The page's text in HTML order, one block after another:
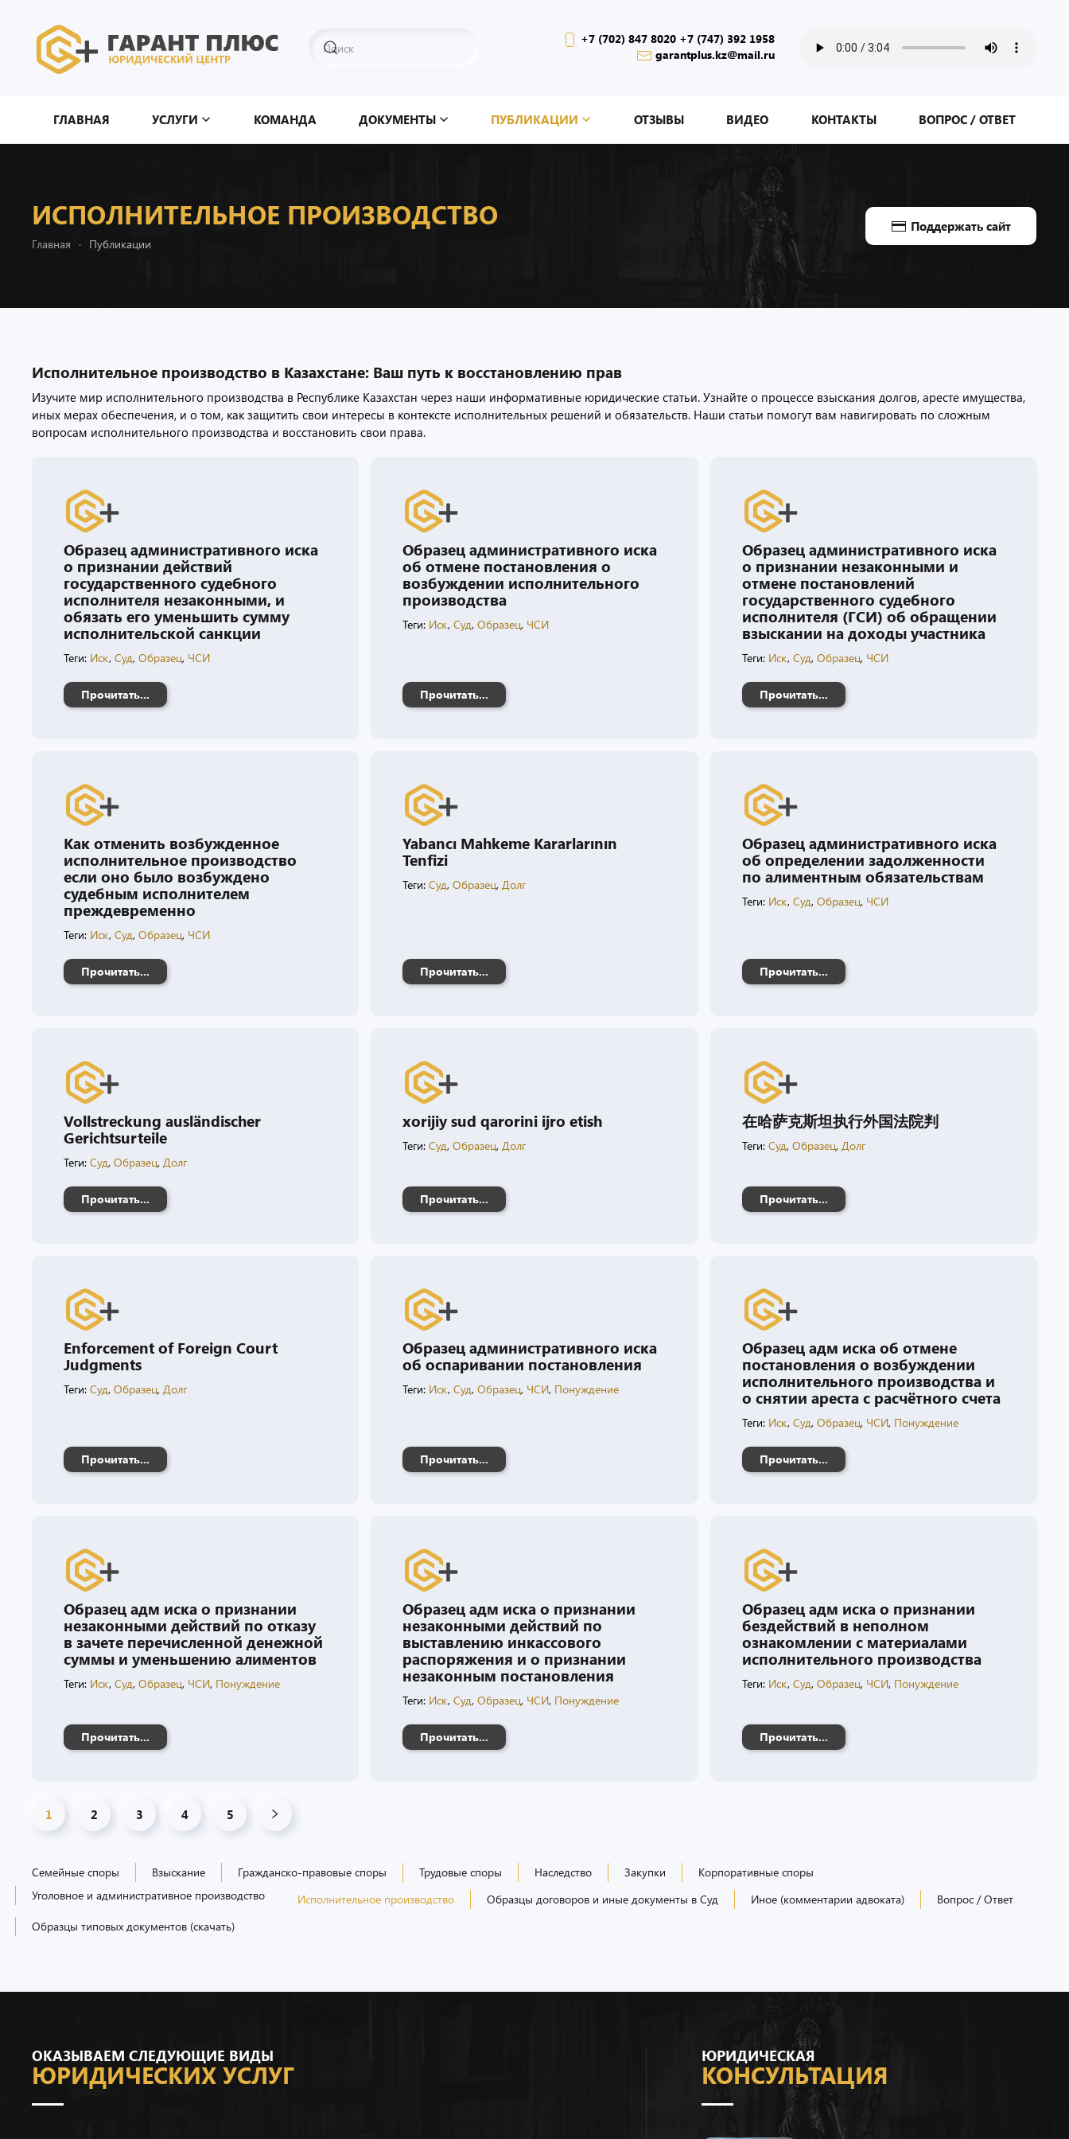
Перейти к содержимому
+7 (702) 847 8020 +7 (747) 392 1958
garantplus.kz@mail.ru
ГЛАВНАЯ УСЛУГИ КОМАНДА ДОКУМЕНТЫ ПУБЛИКАЦИИ ОТЗЫВЫ ВИДЕО КОНТАКТЫ ВОПРОС / ОТВЕТ
ИСПОЛНИТЕЛЬНОЕ ПРОИЗВОДСТВО
Главная Публикации
Поддержать сайт
Исполнительное производство в Казахстане: Ваш путь к восстановлению прав
Изучите мир исполнительного производства в Республике Казахстан через наши информативные юридические статьи. Узнайте о процессе взыскания долгов, аресте имущества,
иных мерах обеспечения, и о том, как защитить свои интересы в контексте исполнительных решений и обязательств. Наши статьи помогут вам навигировать по сложным
вопросам исполнительного производства и восстановить свои права.
Образец административного иска
о признании действий
государственного судебного
исполнителя незаконными, и
обязать его уменьшить сумму
исполнительской санкции
Теги: Иск, Суд, Образец, ЧСИ
Прочитать...
Образец административного иска
об отмене постановления о
возбуждении исполнительного
производства
Теги: Иск,Суд,Образец, ЧСИ
Прочитать...
Образец административного иска
о признании незаконными и
отмене постановлений
государственного судебного
исполнителя (ГСИ) об обращении
взыскании на доходы участника
Теги: Иск, Суд, Образец, ЧСИ
Прочитать...
Как отменить возбужденное
исполнительное производство
если оно было возбуждено
судебным исполнителем
преждевременно
Теги: Иск, Суд, Образец, ЧСИ
Прочитать...
Yabancı Mahkeme Kararlarının
Tenfizi
Теги:Суд,Образец,Долг
Прочитать...
Образец административного иска
об определении задолженности
по алиментным обязательствам
Теги: Иск, Суд, Образец, ЧСИ
Прочитать...
Vollstreckung ausländischer
Gerichtsurteile
Теги: Суд, Образец, Долг
Прочитать...
xorijiy sud qarorini ijro etish
Теги:Суд,Образец, Долг
Прочитать...
在哈萨克斯坦执行外国法院判
Теги: Суд, Образец, Долг
Прочитать...
Enforcement of Foreign Court
Judgments
Теги: Суд, Образец, Долг
Прочитать...
Образец административного иска
об оспаривании постановления
Теги: Иск,Суд,Образец, ЧСИ, Понуждение
Прочитать...
Образец адм иска об отмене
постановления о возбуждении
исполнительного производства и
о снятии ареста с расчётного счета
Теги: Иск, Суд, Образец, ЧСИ, Понуждение
Прочитать...
Образец адм иска о признании
незаконными действий по отказу
в зачете перечисленной денежной
суммы и уменьшению алиментов
Теги: Иск, Суд, Образец, ЧСИ, Понуждение
Прочитать...
Образец адм иска о признании
незаконными действий по
выставлению инкассового
распоряжения и о признании
незаконным постановления
Теги: Иск,Суд,Образец, ЧСИ, Понуждение
Прочитать...
Образец адм иска о признании
бездействий в неполном
ознакомлении с материалами
исполнительного производства
Теги: Иск, Суд, Образец, ЧСИ, Понуждение
Прочитать...
1 2 3 4 5
Семейные споры Взыскание Гражданско-правовые споры Трудовые споры Наследство Закупки
Корпоративные споры
Уголовное и административное производство
Исполнительное производство Образцы договоров и иные документы в Суд Иное (комментарии адвоката)
Вопрос / Ответ
Образцы типовых документов (скачать)
ОКАЗЫВАЕМ СЛЕДУЮЩИЕ ВИДЫ
ЮРИДИЧЕСКИХ УСЛУГ
ЮРИДИЧЕСКАЯ
КОНСУЛЬТАЦИЯ